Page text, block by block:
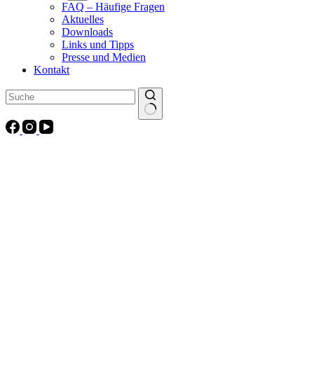
FAQ – Häufige Fragen
Aktuelles
Downloads
Links und Tipps
Presse und Medien
Kontakt
Keine
Ergebnisse